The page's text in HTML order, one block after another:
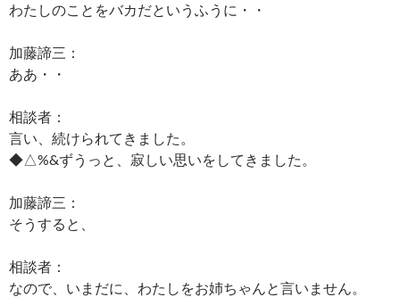
わたしのことをバカだというふうに・・
加藤諦三：
ああ・・
相談者：
言い、続けられてきました。
◆△%&ずうっと、寂しい思いをしてきました。
加藤諦三：
そうすると、
相談者：
なので、いまだに、わたしをお姉ちゃんと言いません。